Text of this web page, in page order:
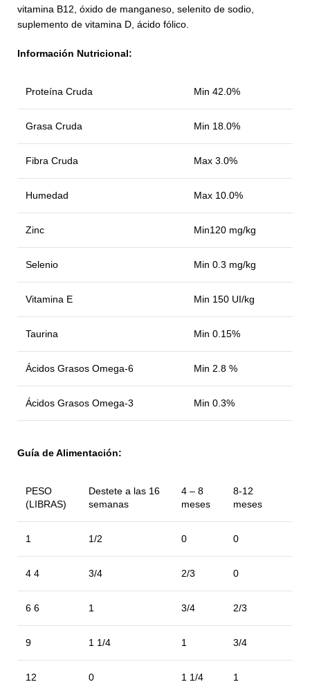
vitamina B12, óxido de manganeso, selenito de sodio,
suplemento de vitamina D, ácido fólico.
Información Nutricional:
Proteína Cruda Min 42.0%
Grasa Cruda Min 18.0%
Fibra Cruda Max 3.0%
Humedad Max 10.0%
Zinc Min120 mg/kg
Selenio Min 0.3 mg/kg
Vitamina E Min 150 UI/kg
Taurina Min 0.15%
Ácidos Grasos Omega-6 Min 2.8 %
Ácidos Grasos Omega-3 Min 0.3%
Guía de Alimentación:
PESO
(LIBRAS)
Destete a las 16
semanas
4 – 8
meses
8-12
meses
1 1/2 0 0
4 4 3/4 2/3 0
6 6 1 3/4 2/3
9 1 1/4 1 3/4
12 0 1 1/4 1